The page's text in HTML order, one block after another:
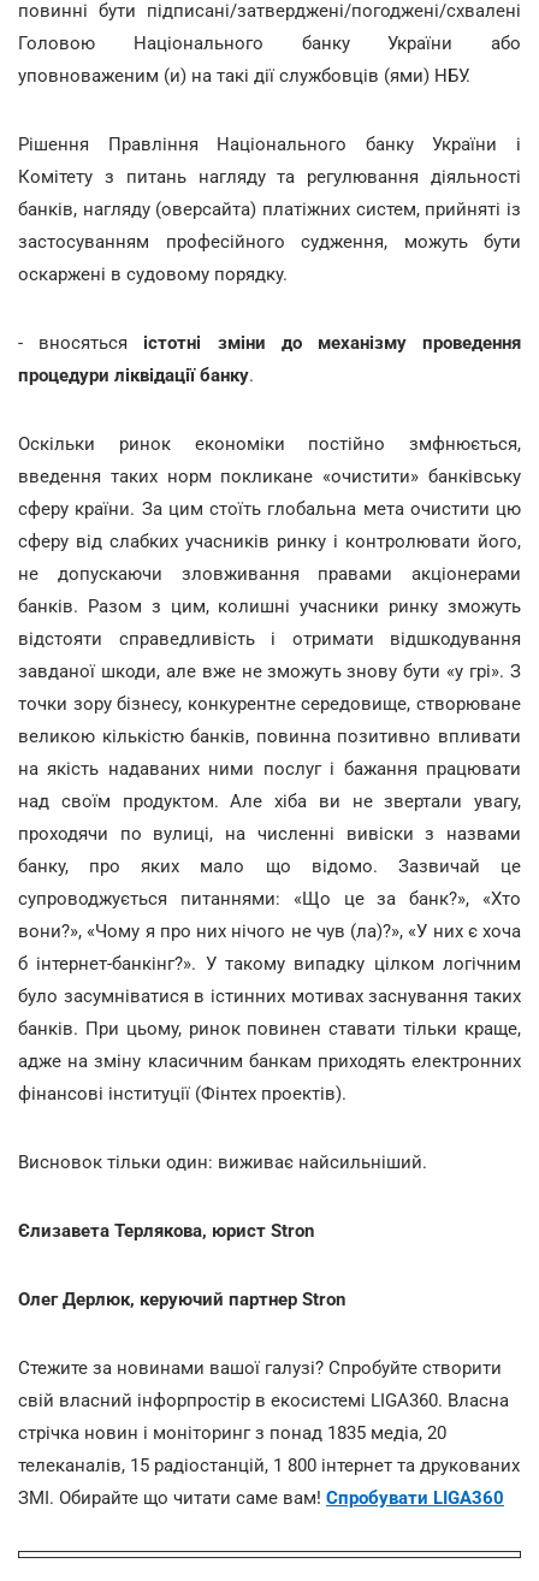
повинні бути підписані/затверджені/погоджені/схвалені
Головою Національного банку України або
уповноваженим (и) на такі дії службовців (ями) НБУ.
Рішення Правління Національного банку України і
Комітету з питань нагляду та регулювання діяльності
банків, нагляду (оверсайта) платіжних систем, прийняті із
застосуванням професійного судження, можуть бути
оскаржені в судовому порядку.
- вносяться істотні зміни до механізму проведення
процедури ліквідації банку.
Оскільки ринок економіки постійно змфнюється,
введення таких норм покликане «очистити» банківську
сферу країни. За цим стоїть глобальна мета очистити цю
сферу від слабких учасників ринку і контролювати його,
не допускаючи зловживання правами акціонерами
банків. Разом з цим, колишні учасники ринку зможуть
відстояти справедливість і отримати відшкодування
завданої шкоди, але вже не зможуть знову бути «у грі». З
точки зору бізнесу, конкурентне середовище, створюване
великою кількістю банків, повинна позитивно впливати
на якість надаваних ними послуг і бажання працювати
над своїм продуктом. Але хіба ви не звертали увагу,
проходячи по вулиці, на численні вивіски з назвами
банку, про яких мало що відомо. Зазвичай це
супроводжується питаннями: «Що це за банк?», «Хто
вони?», «Чому я про них нічого не чув (ла)?», «У них є хоча
б інтернет-банкінг?». У такому випадку цілком логічним
було засумніватися в істинних мотивах заснування таких
банків. При цьому, ринок повинен ставати тільки краще,
адже на зміну класичним банкам приходять електронних
фінансові інституції (Фінтех проектів).
Висновок тільки один: виживає найсильніший.
Єлизавета Терлякова, юрист Stron
Олег Дерлюк, керуючий партнер Stron
Стежите за новинами вашої галузі? Спробуйте створити
свій власний інфорпростір в екосистемі LIGA360. Власна
стрічка новин і моніторинг з понад 1835 медіа, 20
телеканалів, 15 радіостанцій, 1 800 інтернет та друкованих
ЗМІ. Обирайте що читати саме вам! Спробувати LIGA360